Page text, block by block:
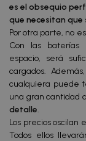
es el obsequio
que necesitan
Por otra parte, no
Con las baterías
espacio, será
cargados. Además,
cualquiera puede
una gran cantidad
detalle.
Los precios oscilan
Todos ellos